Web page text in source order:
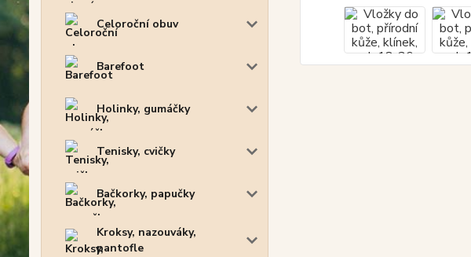
Celoroční obuv
Barefoot
Holinky, gumáčky
Tenisky, cvičky
Bačkorky, papučky
Kroksy, nazouváky,
pantofle